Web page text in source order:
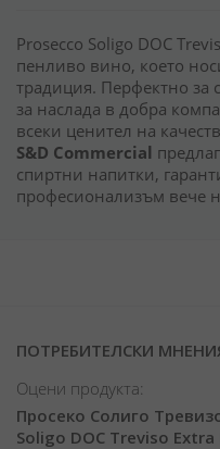
Prosecco Soligo DOC
пенливо вино, което
традиция. Перфектно за
за наслада в добра
всеки ценител на
S&D Commercial
спиртни напитки,
професионализъм вече
ПОТРЕБИТЕЛСКИ
Оцени продукта:
Просеко Солиго
Soligo DOC Treviso Extra